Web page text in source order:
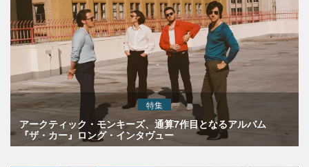
特集
アークティック・モンキーズ、通算7作目となるアルバム
『ザ・カー』ロング・インタヴュー